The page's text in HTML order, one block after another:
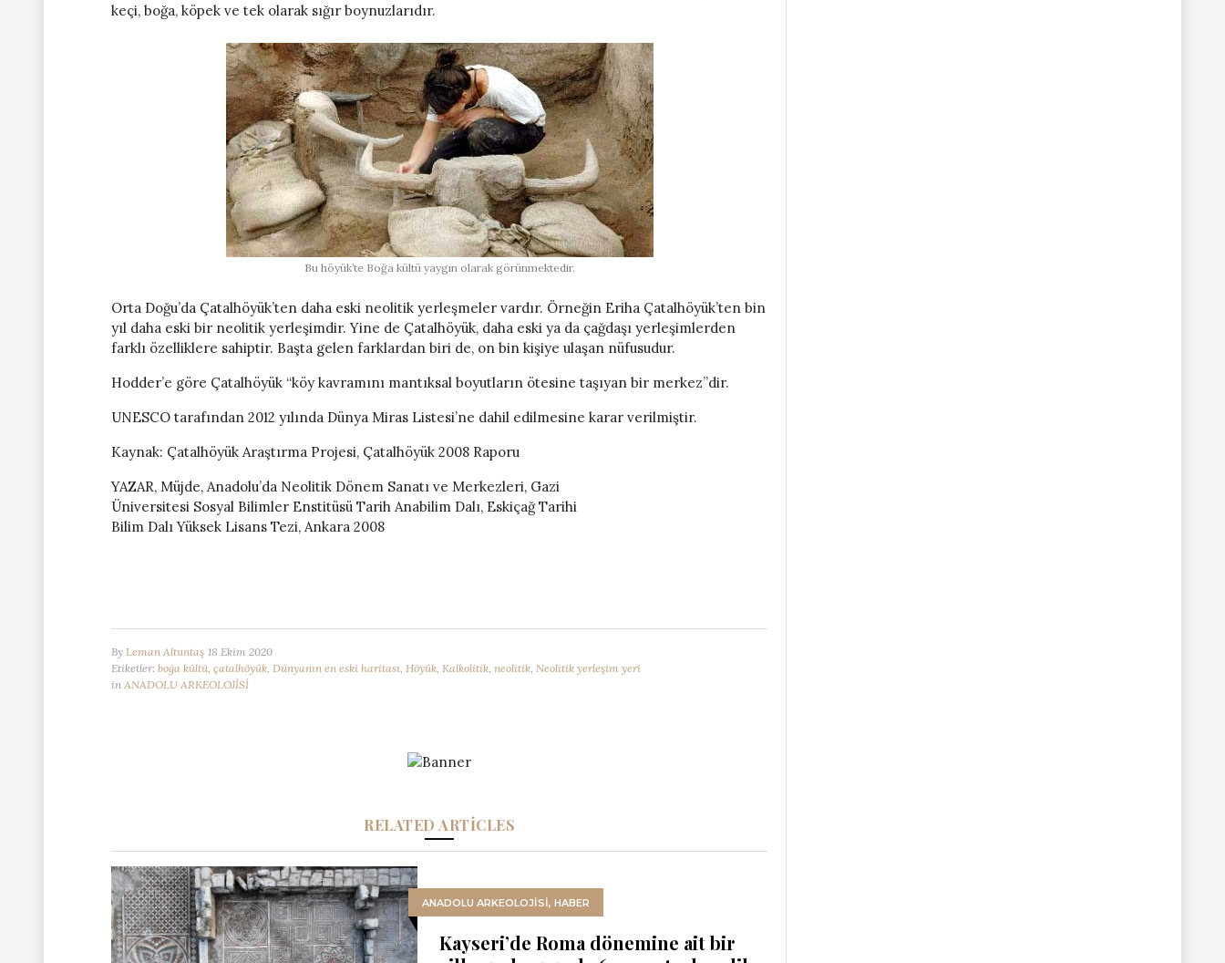
keçi, boğa, köpek ve tek olarak sığır boynuzlarıdır.
Bu höyük’te Boğa kültü yaygın olarak görünmektedir.
Orta Doğu’da Çatalhöyük’ten daha eski neolitik yerleşmeler vardır. Örneğin Eriha Çatalhöyük’ten bin
yıl daha eski bir neolitik yerleşimdir. Yine de Çatalhöyük, daha eski ya da çağdaşı yerleşimlerden
farklı özelliklere sahiptir. Başta gelen farklardan biri de, on bin kişiye ulaşan nüfusudur.
Hodder’e göre Çatalhöyük “köy kavramını mantıksal boyutların ötesine taşıyan bir merkez”dir.
UNESCO tarafından 2012 yılında Dünya Miras Listesi’ne dahil edilmesine karar verilmiştir.
Kaynak: Çatalhöyük Araştırma Projesi, Çatalhöyük 2008 Raporu
YAZAR, Müjde, Anadolu’da Neolitik Dönem Sanatı ve Merkezleri, Gazi
Üniversitesi Sosyal Bilimler Enstitüsü Tarih Anabilim Dalı, Eskiçağ Tarihi
Bilim Dalı Yüksek Lisans Tezi, Ankara 2008
By Leman Altuntaş 18 Ekim 2020
Etiketler: boğa kültü çatalhöyük Dünyanın en eski haritası Höyük Kalkolitik neolitik Neolitik yerleşim yeri
in ANADOLU ARKEOLOJİSİ
RELATED ARTICLES
ANADOLU ARKEOLOJİSİ, HABER
Kayseri’de Roma dönemine ait bir